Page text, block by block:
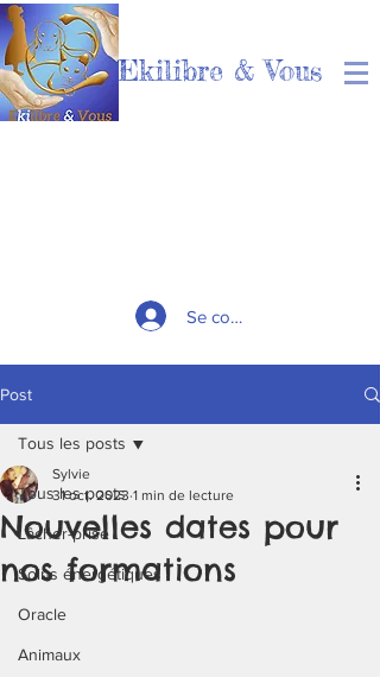
Ekilibre & Vous
Se connecter
Post
Tous les posts
Lâcher-prise
Soins énergétiques
Oracle
Animaux
Tous les posts
Nouvelles dates pour
nos formations
Sylvie
31 oct. 2023 1 min de lecture